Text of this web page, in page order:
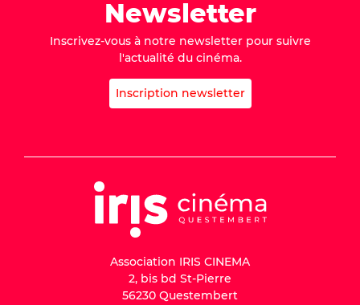
Newsletter
Inscrivez-vous à notre newsletter pour suivre
l'actualité du cinéma.
Inscription newsletter
Association IRIS CINEMA
2, bis bd St-Pierre
56230 Questembert